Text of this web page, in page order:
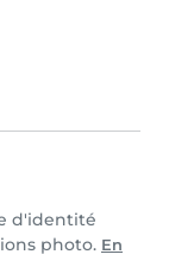
d'identité
photo. En